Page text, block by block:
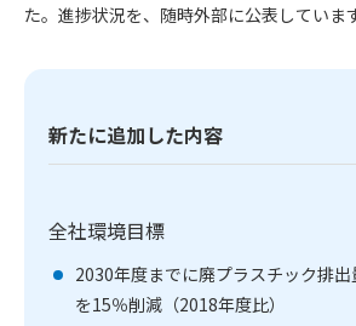
た。進捗状況を、随時外部に公表しています
新たに追加した内容
全社環境目標
2030年度までに廃プラスチック排出
を15％削減（2018年度比）